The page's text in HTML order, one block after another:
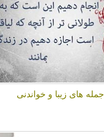
جمله های زیبا و خواندنی